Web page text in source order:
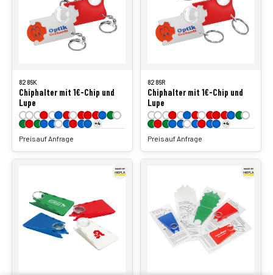
8286K
Chiphalter mit 1€-Chip und
Lupe
+4
Preis auf Anfrage
8286R
Chiphalter mit 1€-Chip und
Lupe
+4
Preis auf Anfrage